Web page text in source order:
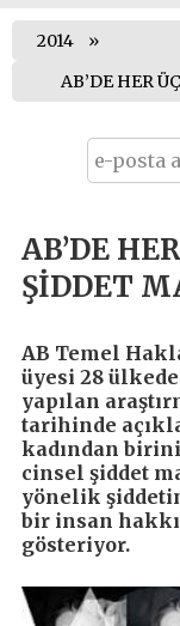
2014
AB’DE HER
AB’DE
ŞİDDET
AB Temel
üyesi 28
yapılan
tarihinde
kadından
cinsel şiddet
yönelik
bir insan
gösteriyor.